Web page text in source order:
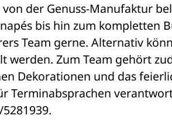
der Genuss-Manufaktur
bis hin zum kompletten
Team gerne. Alternativ
werden. Zum Team gehört
Dekorationen und das
Terminabsprachen